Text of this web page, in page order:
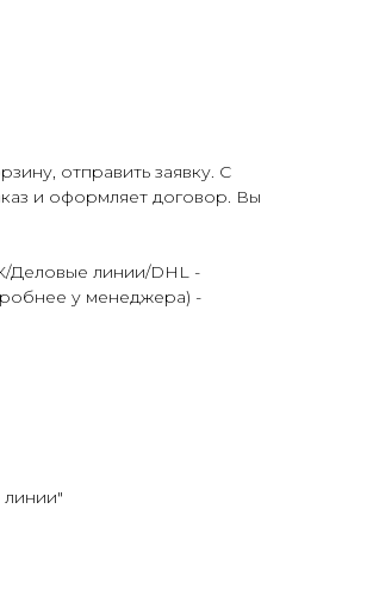
отправить заявку. С
и оформляет договор. Вы
Деловые линии/DHL -
у менеджера) -